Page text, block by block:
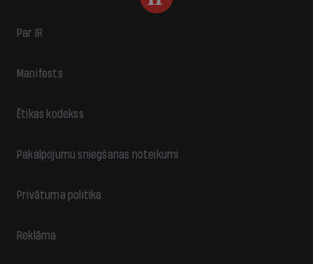
Par IR
Manifests
Ētikas kodekss
Pakalpojumu sniegšanas noteikumi
Privātuma politika
Reklāma